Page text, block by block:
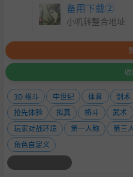
备用下载②
小叽转整合地址
3D 格斗 中世纪 体育 剑术
抢先体验
拟真 格斗 武术
玩家对战环境
第一人称 第三
角色自定义